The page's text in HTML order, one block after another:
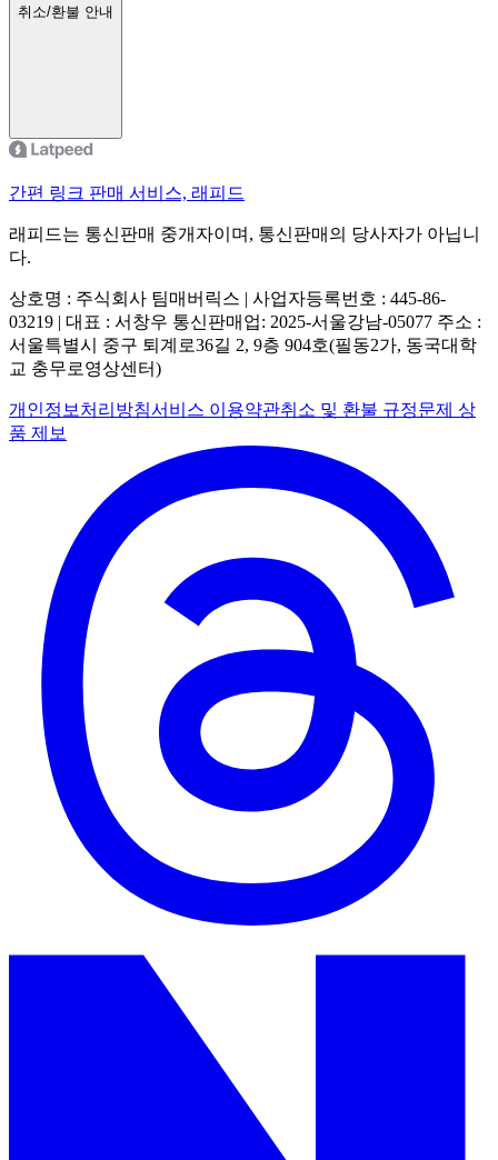
취소/환불 안내
간편 링크 판매 서비스, 래피드
래피드는 통신판매 중개자이며, 통신판매의 당사자가 아닙니
다.
상호명 : 주식회사 팀매버릭스 | 사업자등록번호 : 445-86-
03219 | 대표 : 서창우 통신판매업: 2025-서울강남-05077 주소 :
서울특별시 중구 퇴계로36길 2, 9층 904호(필동2가, 동국대학
교 충무로영상센터)
개인정보처리방침서비스 이용약관취소 및 환불 규정문제 상
품 제보